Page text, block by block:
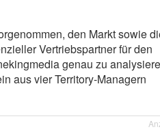
den Markt sowie
Vertriebspartner für den
genau zu
aus vier Territory-Managern